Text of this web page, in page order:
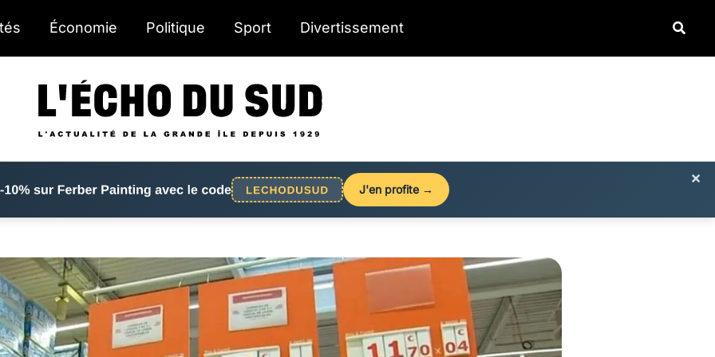
Économie Politique Sport Divertissement
×
J'en profite →